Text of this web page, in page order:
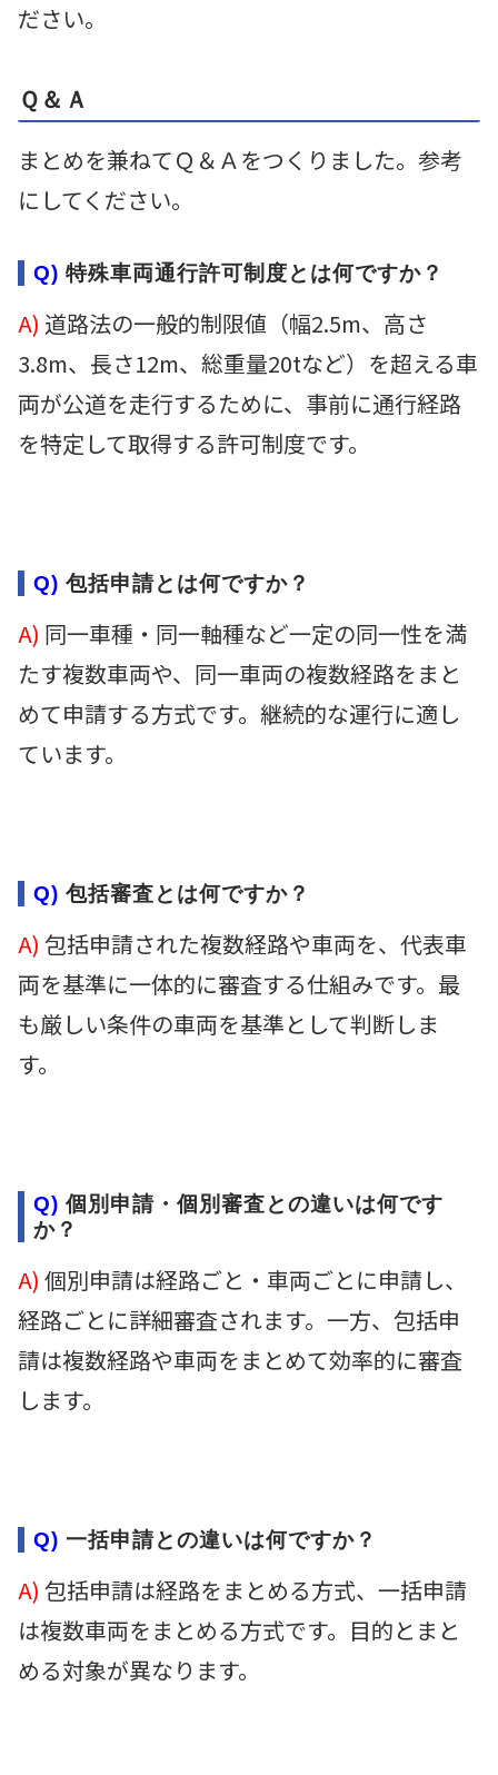
ださい。
Ｑ＆Ａ
まとめを兼ねてＱ＆Ａをつくりました。参考
にしてください。
Q) 特殊車両通行許可制度とは何ですか？
A) 道路法の一般的制限値（幅2.5m、高さ
3.8m、長さ12m、総重量20tなど）を超える車
両が公道を走行するために、事前に通行経路
を特定して取得する許可制度です。
Q) 包括申請とは何ですか？
A) 同一車種・同一軸種など一定の同一性を満
たす複数車両や、同一車両の複数経路をまと
めて申請する方式です。継続的な運行に適し
ています。
Q) 包括審査とは何ですか？
A) 包括申請された複数経路や車両を、代表車
両を基準に一体的に審査する仕組みです。最
も厳しい条件の車両を基準として判断しま
す。
Q) 個別申請・個別審査との違いは何です
か？
A) 個別申請は経路ごと・車両ごとに申請し、
経路ごとに詳細審査されます。一方、包括申
請は複数経路や車両をまとめて効率的に審査
します。
Q) 一括申請との違いは何ですか？
A) 包括申請は経路をまとめる方式、一括申請
は複数車両をまとめる方式です。目的とまと
める対象が異なります。